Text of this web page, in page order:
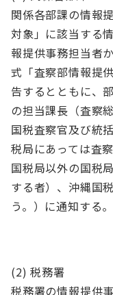
関係各部課の情報
対象」に該当する
報提供事務担当者
式「査察部情報提
告するとともに、
の担当課長（査察
国税査察官及び統
税局にあっては査
国税局以外の国税
する者）、沖縄国
う。）に通知する。
(2) 税務署
税務署の情報提供